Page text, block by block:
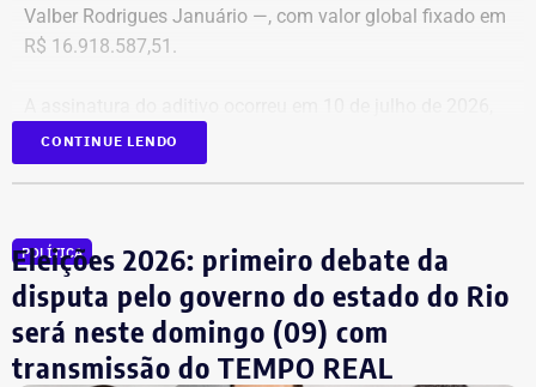
Cada automóvel custará R$ 8.977,78 por mês,
Valber Rodrigues Januário —, com valor global fixado em
R$ 16.918.587,51.
garantindo a continuidade da prestação de serviços com
a emissão de uma nota de empenho parcial inicial no
TCE diz que falhas em outro contrato
contrariam princípio da Lei de
Licitações
CONTINUE LENDO
POLÍTICA
Eleições 2026: primeiro debate da
disputa pelo governo do estado do Rio
será neste domingo (09) com
transmissão do TEMPO REAL